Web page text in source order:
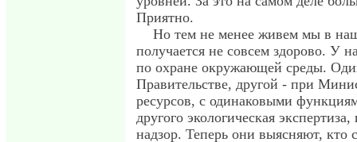
Приятно.
Но тем не менее живем мы в
получается не совсем здорово. У
по охране окружающей среды.
Правительстве, другой - при
ресурсов, с одинаковыми
другого экологическая
надзор. Теперь они выясняют,